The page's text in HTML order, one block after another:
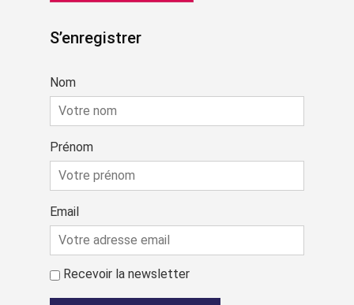
S’enregistrer
Nom
Prénom
Email
Recevoir la newsletter